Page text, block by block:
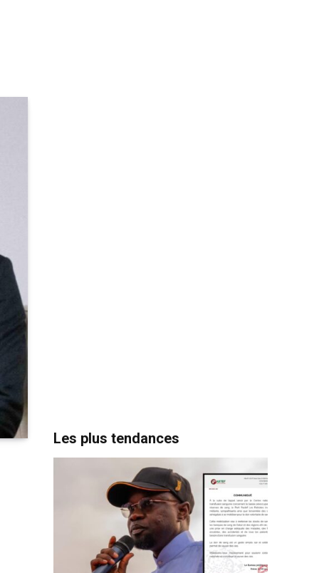
Les plus tendances